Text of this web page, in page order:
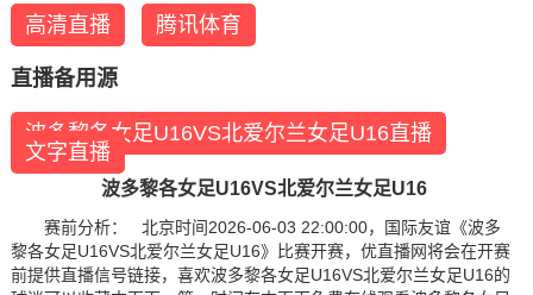
高清直播 腾讯体育
直播备用源
波多黎各女足U16VS北爱尔兰女足U16直播
文字直播
波多黎各女足U16VS北爱尔兰女足U16
赛前分析： 北京时间2026-06-03 22:00:00，国际友谊《波多
黎各女足U16VS北爱尔兰女足U16》比赛开赛，优直播网将会在开赛
前提供直播信号链接，喜欢波多黎各女足U16VS北爱尔兰女足U16的